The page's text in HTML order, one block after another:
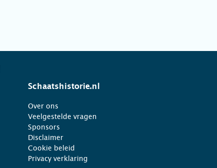
Schaatshistorie.nl
Over ons
Veelgestelde vragen
Sponsors
Disclaimer
Cookie beleid
Privacy verklaring